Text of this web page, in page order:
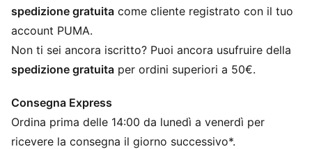
Creato con almeno il 50% di materiale riciclato
DETTAGLI
Materiale principale: Distanziatore
Collo: Collo rialzato
Chiusura: Zip integrale con cerniera bidirezionale
Lunghezza: Giacca standard
spedizione gratuita come cliente registrato con il tuo
account PUMA.
Non ti sei ancora iscritto? Puoi ancora usufruire della
spedizione gratuita per ordini superiori a 50€.
Consegna Express
Ordina prima delle 14:00 da lunedì a venerdì per
ricevere la consegna il giorno successivo*.